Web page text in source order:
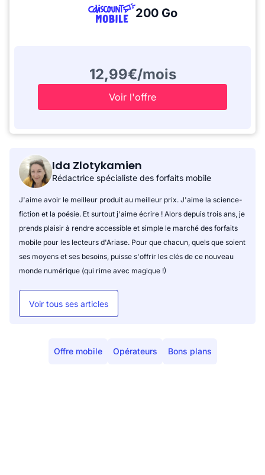
200 Go
12,99€/mois
Voir l'offre
Ida Zlotykamien
Rédactrice spécialiste des forfaits mobile
J'aime avoir le meilleur produit au meilleur prix. J'aime la science-
fiction et la poésie. Et surtout j'aime écrire ! Alors depuis trois ans, je
prends plaisir à rendre accessible et simple le marché des forfaits
mobile pour les lecteurs d'Ariase. Pour que chacun, quels que soient
ses moyens et ses besoins, puisse s'offrir les clés de ce nouveau
monde numérique (qui rime avec magique !)
Voir tous ses articles
Offre mobile Opérateurs Bons plans